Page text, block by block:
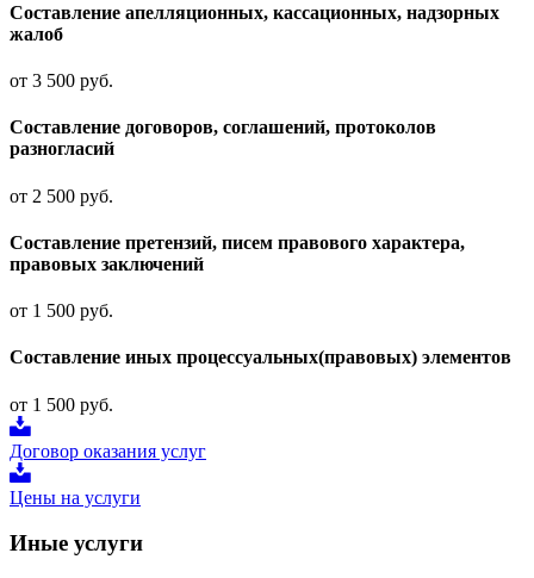
Составление апелляционных, кассационных, надзорных
жалоб
от 3 500 руб.
Составление договоров, соглашений, протоколов
разногласий
от 2 500 руб.
Составление претензий, писем правового характера,
правовых заключений
от 1 500 руб.
Составление иных процессуальных(правовых) элементов
от 1 500 руб.
Договор оказания услуг
Цены на услуги
Иные услуги